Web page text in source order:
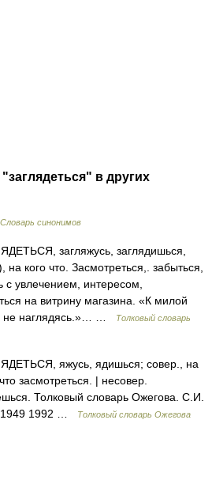
в других
Словарь синонимов
загляжусь, заглядишься,
на кого что. Засмотреться,. забыться,
с увлечением, интересом,
на витрину магазина. «К милой
не наглядясь.»… …
Толковый словарь
яжусь, ядишься; совер., на
засмотреться. | несовер.
Толковый словарь Ожегова. С.И.
1992 …
Толковый словарь Ожегова